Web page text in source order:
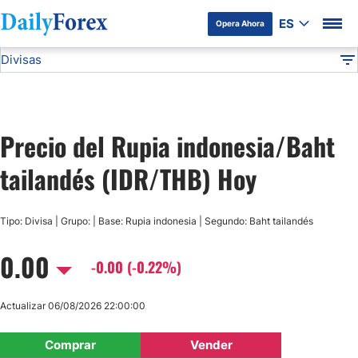
Opera Ahora ES
Divulgación del Anunciante
Divisas
USD/JPY
GBP/USD
AUD/USD
Precio del Rupia indonesia/Baht
tailandés (IDR/THB) Hoy
Tipo: Divisa | Grupo: | Base: Rupia indonesia | Segundo: Baht tailandés
0.00 -0.00 (-0.22%)
Comprar Vender
Actualizar 06/08/2026 22:00:00